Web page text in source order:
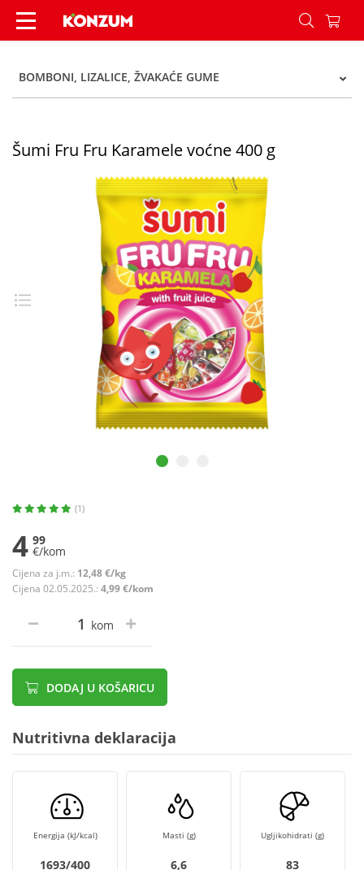
Šumi Fru Fru Karamele voćne 400 g - Konzum
BOMBONI, LIZALICE, ŽVAKAĆE GUME
Šumi Fru Fru Karamele voćne 400 g
(1)
4 99
€/kom
Cijena za j.m.: 12,48 €/kg
Cijena 02.05.2025.: 4,99 €/kom
kom
DODAJ U KOŠARICU
Nutritivna deklaracija
Energija (kJ/kcal)
1693/400
Masti (g)
6,6
Ugljikohidrati (g)
83